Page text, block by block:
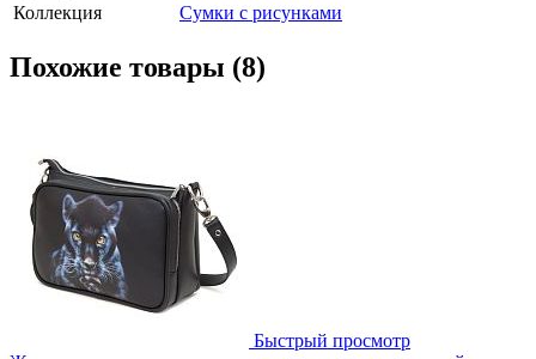
Коллекция
Сумки с рисунками
Похожие товары (8)
Быстрый просмотр